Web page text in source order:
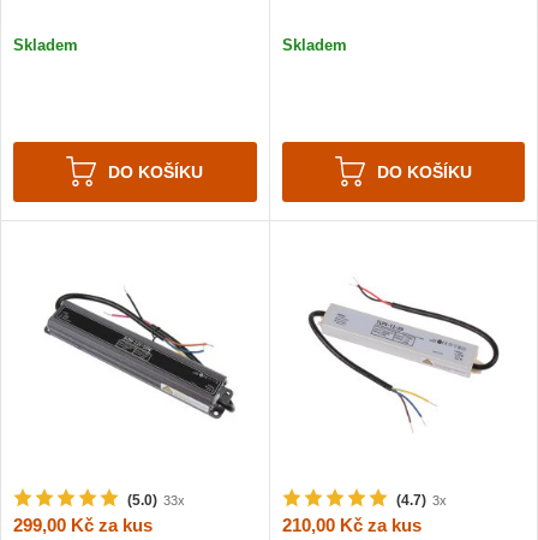
Skladem
DO KOŠÍKU
Skladem
DO KOŠÍKU
(5.0) 33x
299,00 Kč za kus
(4.7) 3x
210,00 Kčza kus